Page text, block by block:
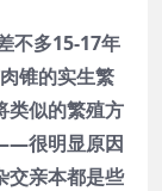
不多15-17年
锥的实生繁
类似的繁殖方
很明显原因
交亲本都是些